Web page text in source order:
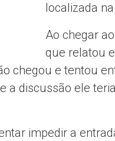
localizada
Ao chegar
que relatou
chegou e tentou
a discussão ele
impedir a